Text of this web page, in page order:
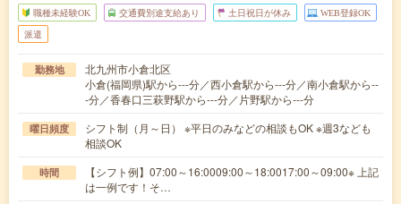
職種未経験OK 交通費別途支給あり 土日祝日が休み WEB登録OK
派遣
勤務地
北九州市小倉北区
小倉(福岡県)駅から---分／西小倉駅から---分／南小倉駅から--
-分／香春口三萩野駅から---分／片野駅から---分
曜日頻度
シフト制（月～日） ※平日のみなどの相談もOK ※週3なども
相談OK
時間
【シフト例】07:00～16:0009:00～18:0017:00～09:00※ 上記
は一例です！そ…